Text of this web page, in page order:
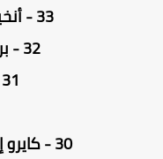
33 - أنخيل دي ماريا ( باريس سان جيرمان ) 87
32 - برونو فيرنانديز ( مانشستر يونايتد ) 87
30 - كايرو إيموبيلي ( لاتسيو ) 87